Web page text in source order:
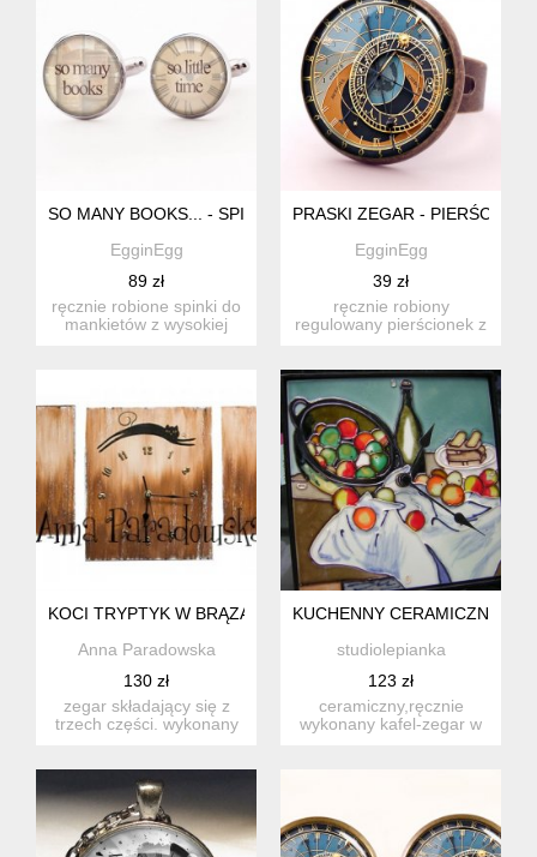
SO MANY BOOKS... - SPINKI DO MANKIETÓW - EGGINEGG
EgginEgg
89 zł
ręcznie robione spinki do
mankietów z wysokiej
PRASKI ZEGAR -
EgginEgg
39 zł
ręcznie robiony
regulowany pierścionek z
KOCI TRYPTYK W BRĄZACH [10321.1]
Anna Paradowska
130 zł
zegar składający się z
trzech części. wykonany
KUCHENNY CERAMICZNY
studiolepianka
123 zł
ceramiczny,ręcznie
wykonany kafel-zegar w